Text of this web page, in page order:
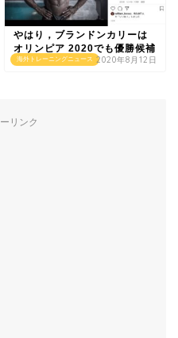
海外トレーニングニュース
やはり，ブランドンカリーは
オリンピア 2020でも優勝候補
2020年8月12日
リンク